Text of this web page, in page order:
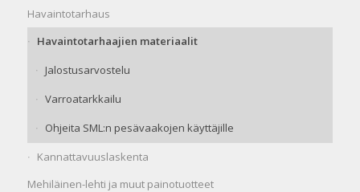
Havaintotarhaus
Havaintotarhaajien materiaalit
Jalostusarvostelu
Varroatarkkailu
Ohjeita SML:n pesävaakojen käyttäjille
Kannattavuuslaskenta
Mehiläinen-lehti ja muut painotuotteet